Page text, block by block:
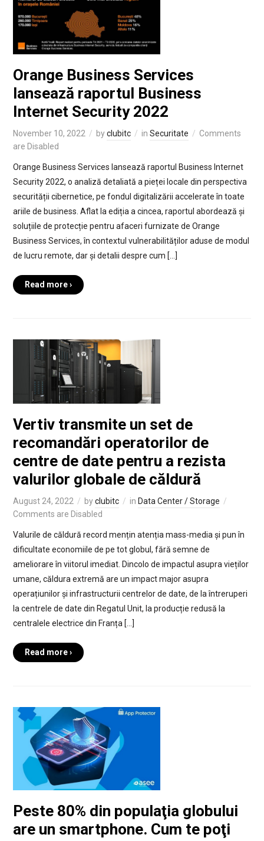
Orange Business Services
lansează raportul Business
Internet Security 2022
November 10, 2022 byclubitc in Securitate
Comments
are Disabled
Orange Business Services lansează raportul Business Internet
Security 2022, o analiză detaliată a pieței locale din perspectiva
securității cibernetice, pe fondul digitalizării accelerate în toate
ariile de business. Aflat la ediția a cincea, raportul abordează și
soluțiile de protecție pentru afaceri furnizate de Orange
Business Services, în contextul vulnerabilităților aduse de modul
de lucru remote, dar și detalii despre cum […]
Read more ›
Vertiv transmite un set de
recomandări operatorilor de
centre de date pentru a rezista
valurilor globale de căldură
August 24, 2022 byclubitc in Data Center / Storage
Comments are Disabled
Valurile de căldură record mențin atenția mass-media și pun în
dificultate economiile de pe tot globul, fără semne de
ameliorare în viitorul imediat. Dincolo de impactul asupra vieților
umane, căldura extremă are un impact major asupra
operațiunilor și infrastructurii centrelor de date, de la întreruperi
la centrele de date din Regatul Unit, la producție redusă la
centralele electrice din Franța […]
Read more ›
Peste 80% din populaţia globului
are un smartphone. Cum te poţi